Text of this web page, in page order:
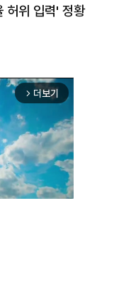
허위 입력' 정황
arrow_forward_ios 더보기